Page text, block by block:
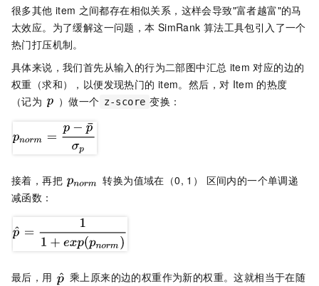
很多其他 item 之间都存在相似关系，这样会导致"富者越富"的马
太效应。为了缓解这一问题，本 SimRank 算法工具包引入了一个
热门打压机制。
具体来说，我们首先从输入的行为二部图中汇总 item 对应的边的
权重（求和），以便发现热门的 item。然后，对 Item 的热度
（记为
）做一个 z-score 变换：
接着，再把
转换为值域在（0, 1） 区间内的一个单调递
减函数：
最后，用
乘上原来的边的权重作为新的权重。这就相当于在随